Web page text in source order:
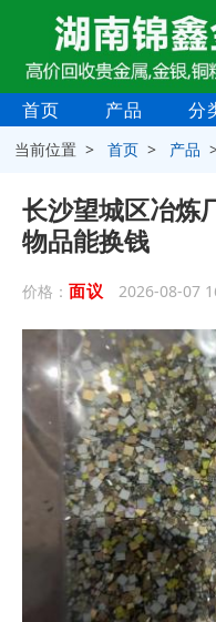
首页 产品 分
当前位置 >首页 > 产品
长沙望城区冶炼
物品能换钱
价格： 面议 2026-08-07